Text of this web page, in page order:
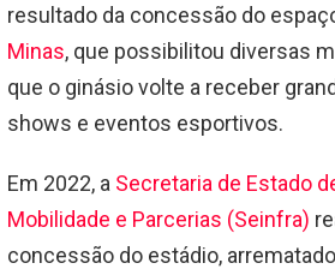
resultado da concessão do
Minas, que possibilitou diversas
que o ginásio volte a receber
shows e eventos esportivos.
Em 2022, a Secretaria de Estado
Mobilidade e Parcerias (Seinfra)
concessão do estádio,